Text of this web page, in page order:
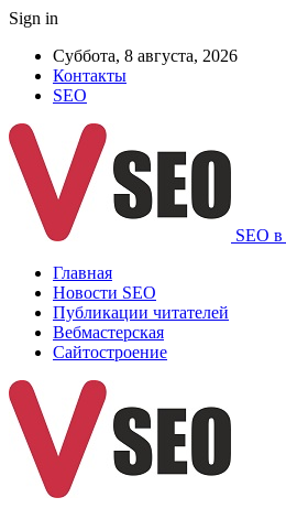
Sign in
Суббота, 8 августа, 2026
Контакты
SEO
SEO
Главная
Новости SEO
Публикации читателей
Вебмастерская
Сайтостроение